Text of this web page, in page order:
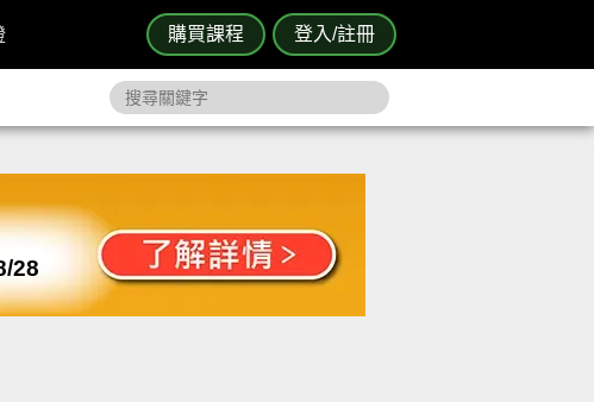
購買課程 登入/註冊
28